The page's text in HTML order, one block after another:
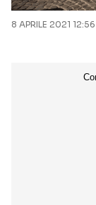
8 APRILE 2021 12:56